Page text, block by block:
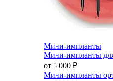
Мини-импланты
Мини-импланты
от 5 000 ₽
Мини-импланты